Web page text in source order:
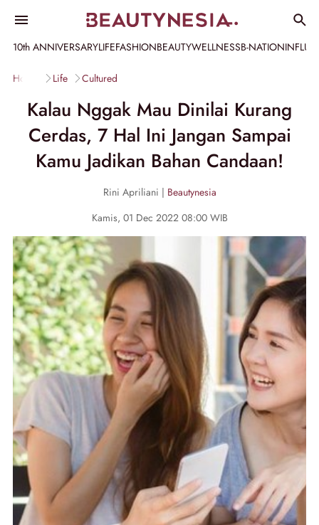
10th ANNIVERSARYLIFEFASHIONBEAUTYWELLNESSB-NATION
Home Life Cultured
Kalau Nggak Mau Dinilai Kurang
Cerdas, 7 Hal Ini Jangan Sampai
Kamu Jadikan Bahan Candaan!
Rini Apriliani | Beautynesia
Kamis, 01 Dec 2022 08:00 WIB